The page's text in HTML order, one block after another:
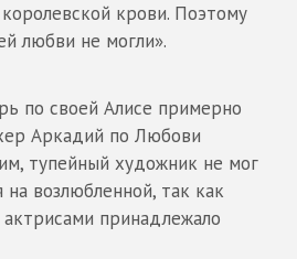
крови. Поэтому
любви не могли».
по своей Алисе примерно
Аркадий по Любови
тупейный художник не мог
возлюбленной, так как
принадлежало